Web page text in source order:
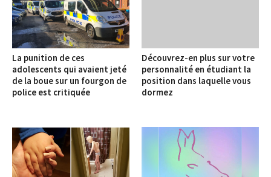
La punition de ces
adolescents qui avaient jeté
de la boue sur un fourgon de
police est critiquée
Découvrez-en plus sur votre
personnalité en étudiant la
position dans laquelle vous
dormez